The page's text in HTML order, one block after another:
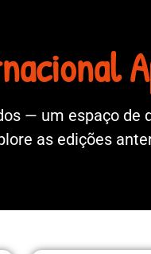
— um espaço
as edições